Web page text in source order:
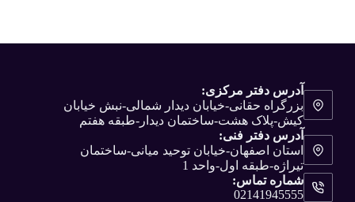
آدرس دفتر مرکزی:
بزرگراه حقانی-خیابان دیدار شمالی-نبش خیابان
کیش-پلاک هشت-ساختمان دیدار-طبقه هفتم
آدرس دفتر فنی:
استان اصفهان-خیابان توحید میانی-ساختمان
تیراژه-طبقه اول-واحد 1
شماره تماس:
02141945555